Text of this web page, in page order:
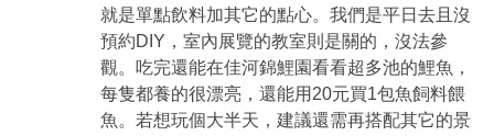
就是單點飲料加其它的點心。我們是平日去且沒
預約DIY，室內展覽的教室則是關的，沒法參
觀。吃完還能在佳河錦鯉園看看超多池的鯉魚，
每隻都養的很漂亮，還能用20元買1包魚飼料餵
魚。若想玩個大半天，建議還需再搭配其它的景